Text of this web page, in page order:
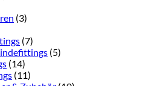
(3)
(7)
(5)
(14)
(11)